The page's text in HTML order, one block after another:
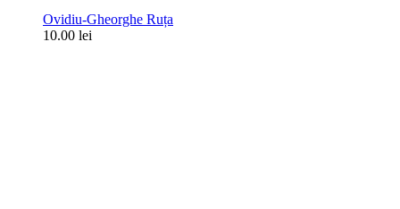
Ovidiu-Gheorghe Ruța
10.00 lei